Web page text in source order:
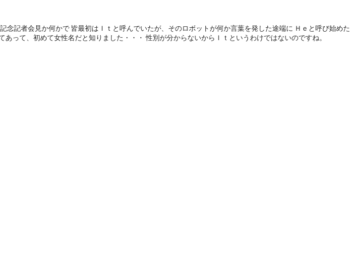
記者会見か何かで 皆最初はＩｔと呼んでいたが、そのロボットが何か言葉を発した途端に Ｈｅと呼び始めた
って、初めて女性名だと知りました・・・ 性別が分からないからＩｔというわけではないのですね。